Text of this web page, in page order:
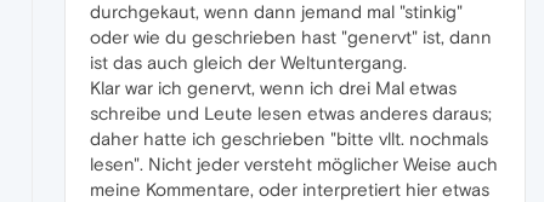
durchgekaut, wenn dann jemand mal "stinkig"
oder wie du geschrieben hast "genervt" ist, dann
ist das auch gleich der Weltuntergang.
Klar war ich genervt, wenn ich drei Mal etwas
schreibe und Leute lesen etwas anderes daraus;
daher hatte ich geschrieben "bitte vllt. nochmals
lesen". Nicht jeder versteht möglicher Weise auch
meine Kommentare, oder interpretiert hier etwas